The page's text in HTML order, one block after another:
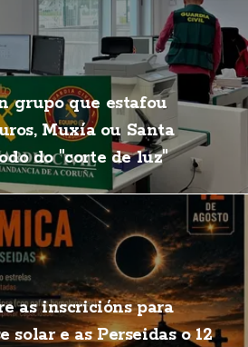
grupo que estafou
Muxía ou Santa
do "corte de luz"
as inscricións para
solar e as Perseidas o 12